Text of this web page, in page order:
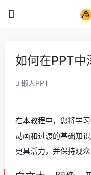
如何在PPT中
懒人PPT
在本教程中，您将学
动画和过渡的基础知
更具活力，并保持观众